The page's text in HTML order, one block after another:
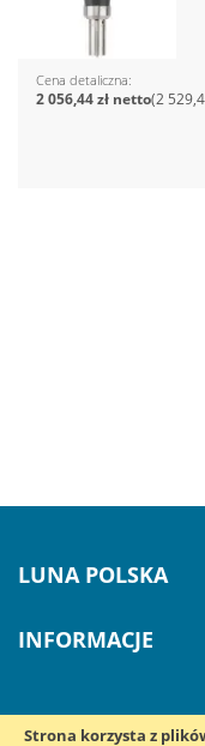
Strona korzysta z
Cena detaliczna
2
2 056,44 zł
LUNA POLSKA
INFORMACJE